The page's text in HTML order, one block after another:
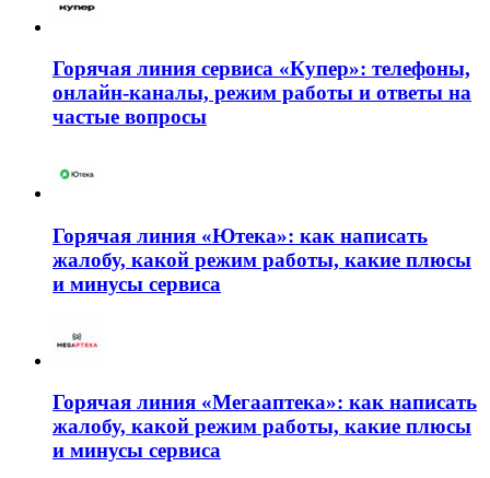
Горячая линия сервиса «Купер»: телефоны,
онлайн-каналы, режим работы и ответы на
частые вопросы
Горячая линия «Ютека»: как написать
жалобу, какой режим работы, какие плюсы
и минусы сервиса
Горячая линия «Мегааптека»: как написать
жалобу, какой режим работы, какие плюсы
и минусы сервиса